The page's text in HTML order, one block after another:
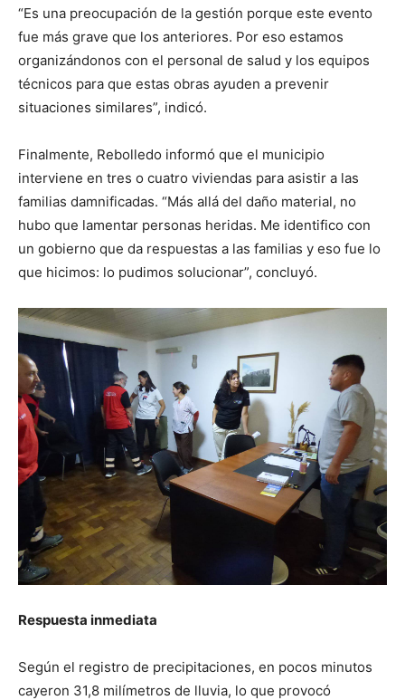
“Es una preocupación de la gestión porque este evento
fue más grave que los anteriores. Por eso estamos
organizándonos con el personal de salud y los equipos
técnicos para que estas obras ayuden a prevenir
situaciones similares”, indicó.
Finalmente, Rebolledo informó que el municipio
interviene en tres o cuatro viviendas para asistir a las
familias damnificadas. “Más allá del daño material, no
hubo que lamentar personas heridas. Me identifico con
un gobierno que da respuestas a las familias y eso fue lo
que hicimos: lo pudimos solucionar”, concluyó.
Respuesta inmediata
Según el registro de precipitaciones, en pocos minutos
cayeron 31,8 milímetros de lluvia, lo que provocó